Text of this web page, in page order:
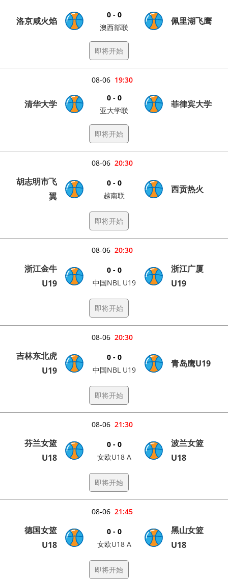
洛京咸火焰
0 - 0
澳西部联
佩里湖飞鹰
即将开始
19:30
08-06
清华大学
0 - 0
亚大学联
菲律宾大学
即将开始
20:30
08-06
胡志明市飞
翼
0 - 0
越南联
西贡热火
即将开始
20:30
08-06
浙江金牛
U19
0 - 0
中国NBL U19
浙江广厦
U19
即将开始
20:30
08-06
吉林东北虎
U19
0 - 0
中国NBL U19
青岛鹰U19
即将开始
21:30
08-06
芬兰女篮
U18
0 - 0
女欧U18 A
波兰女篮
U18
即将开始
21:45
08-06
德国女篮
U18
0 - 0
女欧U18 A
黑山女篮
U18
即将开始